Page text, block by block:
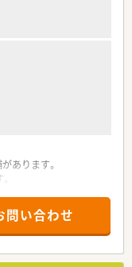
あります。
ンに広域処方応需し
問い合わせ